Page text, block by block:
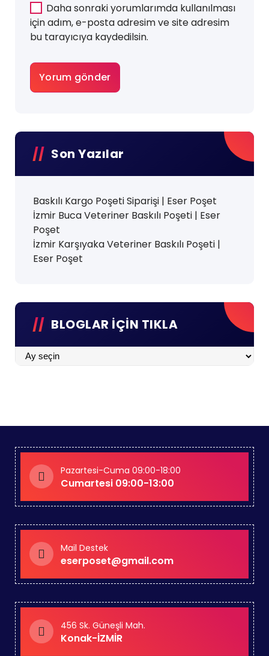
Daha sonraki yorumlarımda kullanılması
için adım, e-posta adresim ve site adresim
bu tarayıcıya kaydedilsin.
Son Yazılar
Baskılı Kargo Poşeti Siparişi | Eser Poşet
İzmir Buca Veteriner Baskılı Poşeti | Eser
Poşet
İzmir Karşıyaka Veteriner Baskılı Poşeti |
Eser Poşet
BLOGLAR İÇİN TIKLA
BLOGLAR
Pazartesi-Cuma 09:00-18:00
Cumartesi 09:00-13:00
Mail Destek
eserposet@gmail.com
456 Sk. Güneşli Mah.
Konak-İZMİR